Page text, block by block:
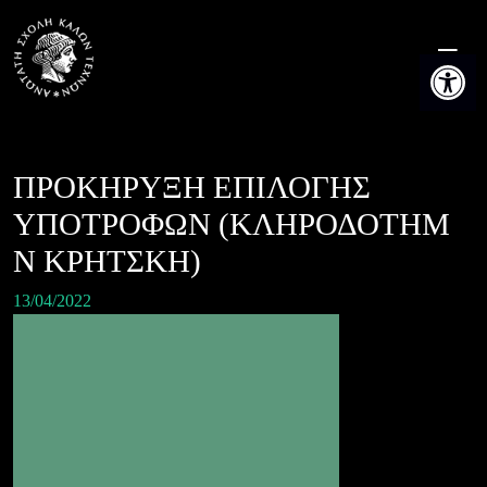
Ανοίξτε
content
ΠΡΟΚΗΡΥΞΗ ΕΠΙΛΟΓΗΣ
ΥΠΟΤΡΟΦΩΝ (ΚΛΗΡΟΔΟΤΗΜ
Ν ΚΡΗΤΣΚΗ)
13/04/2022